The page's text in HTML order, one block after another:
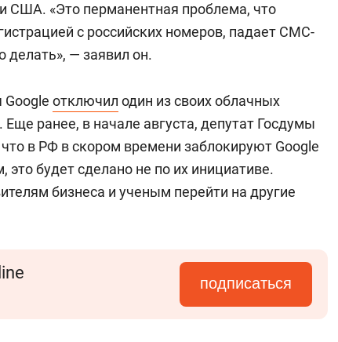
США. «Это перманентная проблема, что
с российских номеров, падает СМС-
делать», — заявил он.
Google отключил один из своих облачных
Еще ранее, в начале августа, депутат Госдумы
что в РФ в скором времени заблокируют Google
это будет сделано не по их инициативе.
бизнеса и ученым перейти на другие
подписаться